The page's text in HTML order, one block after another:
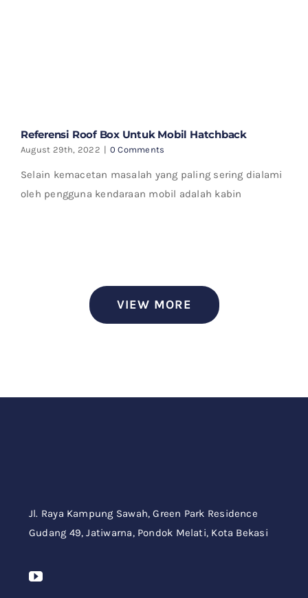
Referensi Roof Box Untuk Mobil Hatchback
August 29th, 2022 | 0 Comments
Selain kemacetan masalah yang paling sering dialami
oleh pengguna kendaraan mobil adalah kabin
VIEW MORE
Jl. Raya Kampung Sawah,Green Park Residence
Gudang 49,Jatiwarna, Pondok Melati, Kota Bekasi